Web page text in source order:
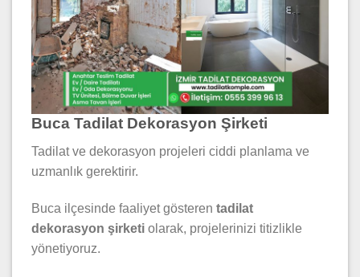
Buca Tadilat Dekorasyon Şirketi
Tadilat ve dekorasyon projeleri ciddi planlama ve
uzmanlık gerektirir.
Buca ilçesinde faaliyet gösteren tadilat
dekorasyon şirketi olarak, projelerinizi titizlikle
yönetiyoruz.